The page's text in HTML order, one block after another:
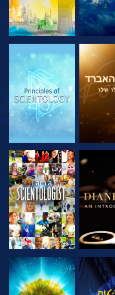
הסדרה בדוק את הסדרה
הסדרה צפה
בדוק את הסדרה